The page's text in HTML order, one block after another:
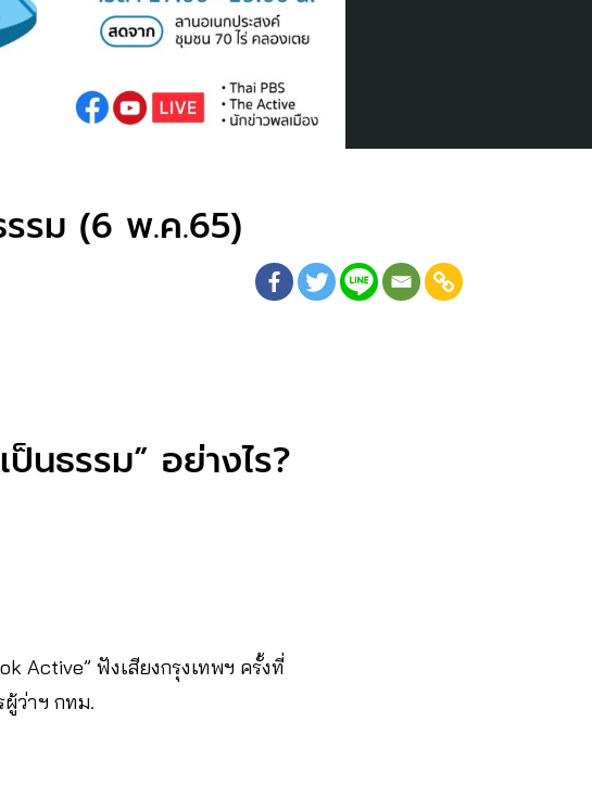
รม (6 พ.ค.65)
ป็นธรรม” อย่างไร?
Active” ฟังเสียงกรุงเทพฯ ครั้งที่
ผู้ว่าฯ กทม.